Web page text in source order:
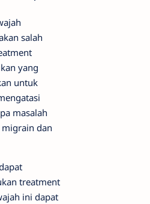
salah
yang
untuk
masalah
dan
treatment
ini dapat